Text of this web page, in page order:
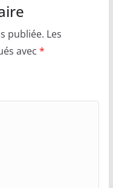
publiée. Les
avec *